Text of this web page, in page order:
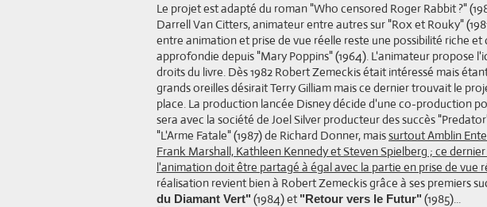
Le projet est adapté du roman "Who censored Roger Rabbit ?"
Darrell Van Citters, animateur entre autres sur "Rox et Rouky"
entre animation et prise de vue réelle reste une possibilité riche
approfondie depuis "Mary Poppins" (1964). L'animateur propose
droits du livre. Dès 1982 Robert Zemeckis était intéressé mais
grands oreilles désirait Terry Gilliam mais ce dernier trouvait le
place. La production lancée Disney décide d'une co-production
sera avec la société de Joel Silver producteur des succès
"L'Arme Fatale" (1987) de Richard Donner, maissurtout Amblin
Frank Marshall, Kathleen Kennedy et Steven Spielberg ; ce
l'animation doit être partagé à égal avec la partie en prise de vue
réalisation revient bien à Robert Zemeckis grâce à ses premiers
du Diamant Vert" (1984) et "Retour vers le Futur" (1985)...